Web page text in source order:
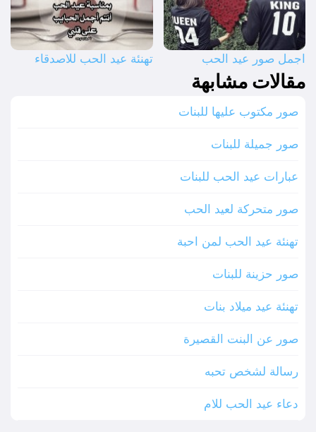
اجمل صور عيد الحب تهنئة عيد الحب للاصدقاء
مقالات مشابهة
صور مكتوب عليها للبنات
صور جميلة للبنات
عبارات عيد الحب للبنات
صور متحركة لعيد الحب
تهنئة عيد الحب لمن احبة
صور حزينة للبنات
تهنئة عيد ميلاد بنات
صور عن البنت القصيرة
رسالة لشخص تحبه
دعاء عيد الحب للام